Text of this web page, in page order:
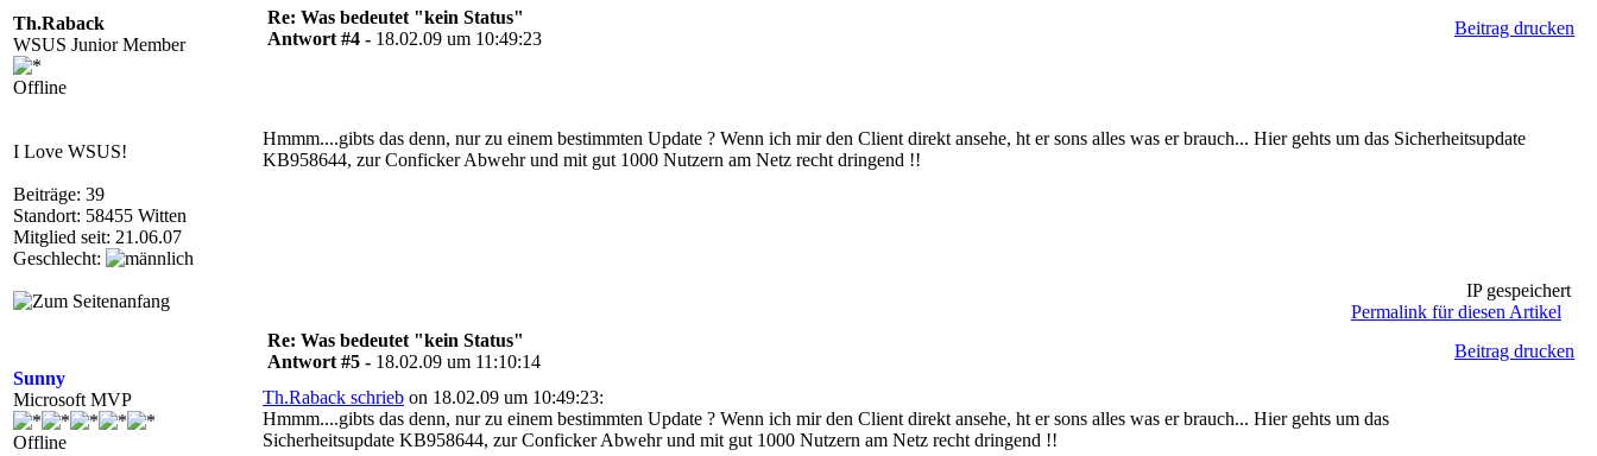
Th.Raback
WSUS Junior Member
Offline
I Love WSUS!
Beiträge: 39
Standort: 58455 Witten
Mitglied seit: 21.06.07
Geschlecht:
Re: Was bedeutet "kein Status"
Antwort #4 - 18.02.09 um 10:49:23
Beitrag drucken
Hmmm....gibts das denn, nur zu einem bestimmten Update ? Wenn ich mir den Client direkt ansehe, ht er sons alles was er brauch... Hier gehts um das Sicherheitsupdate
KB958644, zur Conficker Abwehr und mit gut 1000 Nutzern am Netz recht dringend !!
IP gespeichert
Permalink für diesen Artikel
Sunny
Microsoft MVP
Offline
Re: Was bedeutet "kein Status"
Antwort #5 - 18.02.09 um 11:10:14
Beitrag drucken
Th.Raback schrieb on 18.02.09 um 10:49:23:
Hmmm....gibts das denn, nur zu einem bestimmten Update ? Wenn ich mir den Client direkt ansehe, ht er sons alles was er brauch... Hier gehts um das
Sicherheitsupdate KB958644, zur Conficker Abwehr und mit gut 1000 Nutzern am Netz recht dringend !!